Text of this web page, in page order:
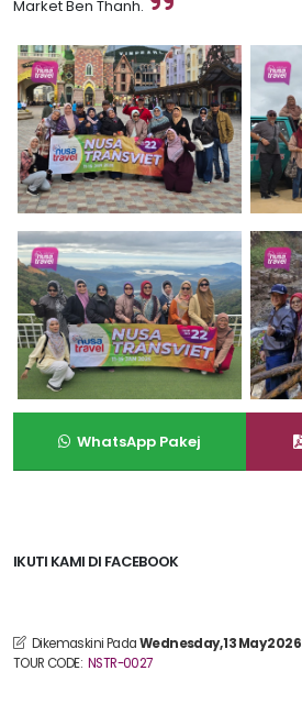
Market Ben Thanh.
WhatsApp Pakej
IKUTI KAMI DI FACEBOOK
Dikemaskini PadaWednesday, 13 May 2026
TOUR CODE: NSTR-0027